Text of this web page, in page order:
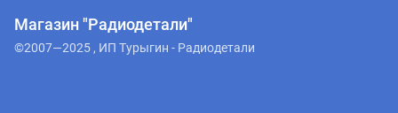
Магазин "Радиодетали"
©2007—2025 , ИП Турыгин - Радиодетали